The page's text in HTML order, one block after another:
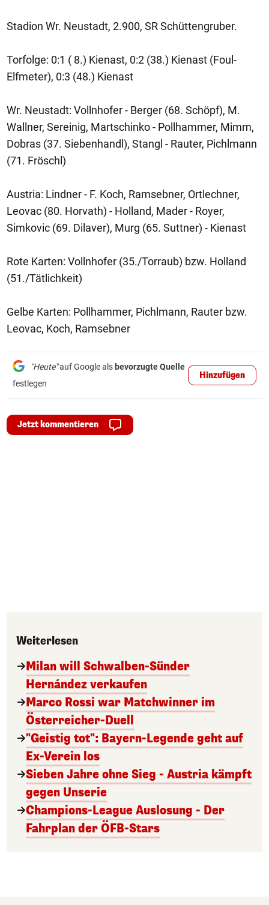
Stadion Wr. Neustadt, 2.900, SR Schüttengruber.
Torfolge: 0:1 ( 8.) Kienast, 0:2 (38.) Kienast (Foul-
Elfmeter), 0:3 (48.) Kienast
Wr. Neustadt: Vollnhofer - Berger (68. Schöpf), M.
Wallner, Sereinig, Martschinko - Pollhammer, Mimm,
Dobras (37. Siebenhandl), Stangl - Rauter, Pichlmann
(71. Fröschl)
Austria: Lindner - F. Koch, Ramsebner, Ortlechner,
Leovac (80. Horvath) - Holland, Mader - Royer,
Simkovic (69. Dilaver), Murg (65. Suttner) - Kienast
Rote Karten: Vollnhofer (35./Torraub) bzw. Holland
(51./Tätlichkeit)
Gelbe Karten: Pollhammer, Pichlmann, Rauter bzw.
Leovac, Koch, Ramsebner
"Heute"auf Google als bevorzugte Quelle
festlegen
Hinzufügen
Jetzt kommentieren
Weiterlesen
Milan will Schwalben-Sünder
Hernández verkaufen
Marco Rossi war Matchwinner im
Österreicher-Duell
"Geistig tot": Bayern-Legende geht auf
Ex-Verein los
Sieben Jahre ohne Sieg - Austria kämpft
gegen Unserie
Champions-League Auslosung - Der
Fahrplan der ÖFB-Stars